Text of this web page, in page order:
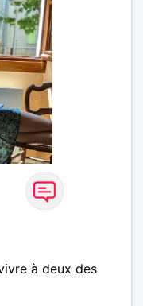
à deux des